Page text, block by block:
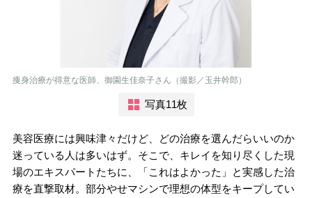
痩身治療が得意な医師、御園生佳奈子さん（撮影／玉井幹郎）
写真11枚
美容医療には興味津々だけど、どの治療を選んだらいいのか
迷っている人は多いはず。そこで、キレイを知り尽くした現
場のエキスパートたちに、「これはよかった」と実感した治
療を直撃取材。部分やせマシンで理想の体型をキープしてい